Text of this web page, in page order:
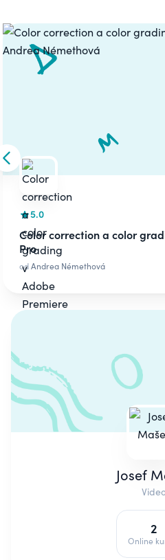
Carousel
Skip to previous slide
5.0
Color correction a color
Pro
odAndrea Némethová
Josef
2
Online